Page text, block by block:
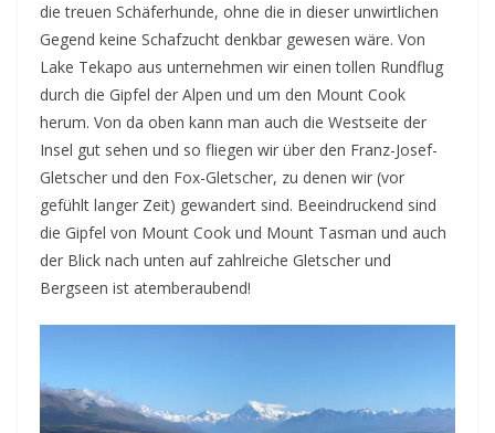
die treuen Schäferhunde, ohne die in dieser unwirtlichen
Gegend keine Schafzucht denkbar gewesen wäre. Von
Lake Tekapo aus unternehmen wir einen tollen Rundflug
durch die Gipfel der Alpen und um den Mount Cook
herum. Von da oben kann man auch die Westseite der
Insel gut sehen und so fliegen wir über den Franz-Josef-
Gletscher und den Fox-Gletscher, zu denen wir (vor
gefühlt langer Zeit) gewandert sind. Beeindruckend sind
die Gipfel von Mount Cook und Mount Tasman und auch
der Blick nach unten auf zahlreiche Gletscher und
Bergseen ist atemberaubend!